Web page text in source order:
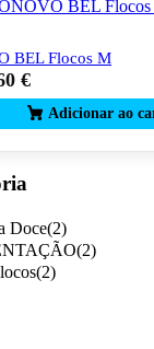
BEL Flocos M
€
Doce(2)
(2)
(2)